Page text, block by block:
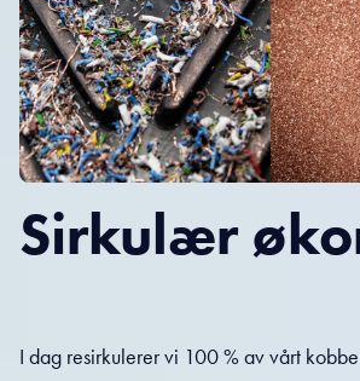
Sirkulær
I dag resirkulerer vi 100 % av vårt